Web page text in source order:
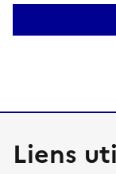
Liens